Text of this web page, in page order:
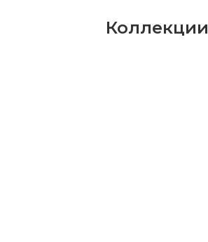
Коллекции